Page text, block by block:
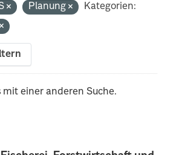
Planung
Kategorien:
mit einer anderen Suche.